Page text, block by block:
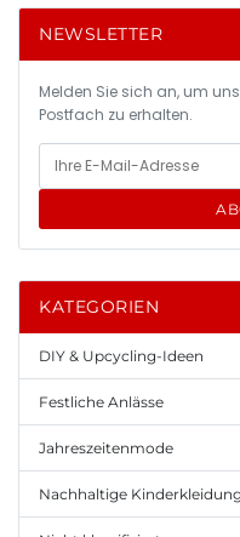
NEWSLETTER
Melden Sie sich an, um
Postfach zu erhalten.
KATEGORIEN
DIY & Upcycling-Ideen
Festliche Anlässe
Jahreszeitenmode
Nachhaltige Kinderkleidung